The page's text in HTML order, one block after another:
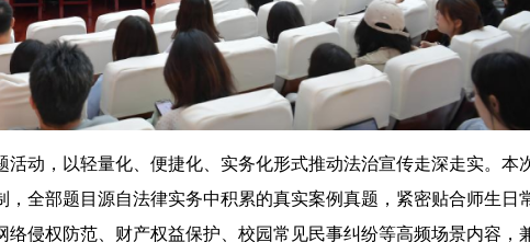
动，以轻量化、便捷化、实务化形式推动法治宣传走深走实。本
全部题目源自法律实务中积累的真实案例真题，紧密贴合师生日
侵权防范、财产权益保护、校园常见民事纠纷等高频场景内容，